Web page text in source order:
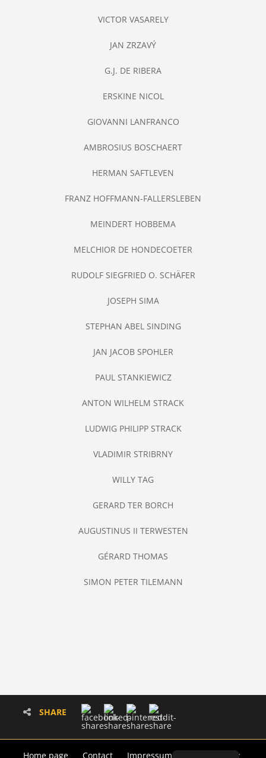
VICTOR VASARELY
JAN ZRZAVÝ
G.J. DE RIBERA
ERSKINE NICOL
GIOVANNI LANFRANCO
AMBROSIUS BOSCHAERT
HERMAN SAFTLEVEN
FRANZ HOFFMANN-FALLERSLEBEN
MEINDERT HOBBEMA
MELCHIOR DE HONDECOETER
RUDOLF SIEGFRIED O. SCHÄFER
JOSEPH SIMA
STEPHAN ABEL SINDING
JAN JACOB SPOHLER
PAUL STANKIEWICZ
ANTON WILHELM STRACK
LUDWIG PHILIPP STRACK
VLADIMIR STRIBRNY
WILLY TAG
GERARD TER BORCH
AUGUSTINUS II TERWESTEN
GÉRARD THOMAS
SIMON PETER TILEMANN
SHARE
Home page Contact Impressum Privacy policy